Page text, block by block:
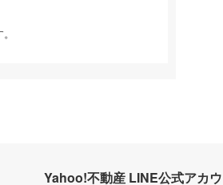
Yahoo!不動産 LINE公式アカ